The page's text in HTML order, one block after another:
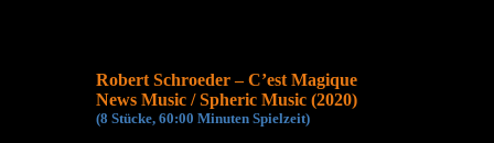
Robert Schroeder – C’est Magique
News Music / Spheric Music (2020)
(8 Stücke, 60:00 Minuten Spielzeit)